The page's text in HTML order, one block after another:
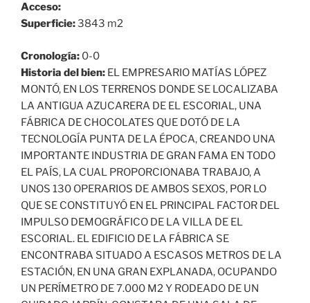
Acceso:
Superficie:3843 m2
Cronología: 0-0
Historia del bien: EL EMPRESARIO MATÍAS LÓPEZ
MONTÓ, EN LOS TERRENOS DONDE SE LOCALIZABA
LA ANTIGUA AZUCARERA DE EL ESCORIAL, UNA
FÁBRICA DE CHOCOLATES QUE DOTÓ DE LA
TECNOLOGÍA PUNTA DE LA ÉPOCA, CREANDO UNA
IMPORTANTE INDUSTRIA DE GRAN FAMA EN TODO
EL PAÍS, LA CUAL PROPORCIONABA TRABAJO, A
UNOS 130 OPERARIOS DE AMBOS SEXOS, POR LO
QUE SE CONSTITUYÓ EN EL PRINCIPAL FACTOR DEL
IMPULSO DEMOGRÁFICO DE LA VILLA DE EL
ESCORIAL. EL EDIFICIO DE LA FÁBRICA SE
ENCONTRABA SITUADO A ESCASOS METROS DE LA
ESTACIÓN, EN UNA GRAN EXPLANADA, OCUPANDO
UN PERÍMETRO DE 7.000 M2 Y RODEADO DE UN